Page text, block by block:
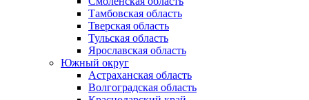
Тамбовская область
Тверская область
Тульская область
Ярославская область
Южный округ
Астраханская область
Волгоградская область